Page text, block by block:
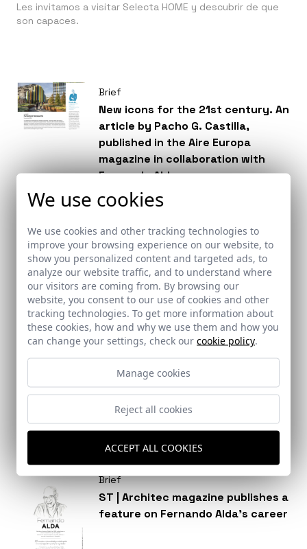
Les invitamos a visitar Selecta HOME y descubrir de que
son capaces.
Brief
New icons for the 21st century. An
article by Pacho G. Castilla,
published in the Aire Europa
magazine in collaboration with
Fernando Alda.
Awards
Where the irrigation channels sing
and the poplars grow: the
conversion of the former Reyes
Católicos National School in Santa
Fe into a municipal library, Santa
Fe, Granada
An in-depth feature by Fernando
Brief
ST | Architec magazine publishes a
feature on Fernando Alda’s career
We use cookies
We use cookies and other tracking technologies to
improve your browsing experience on our website, to
show you personalized content and targeted ads, to
analyze our website traffic, and to understand where
our visitors are coming from. By browsing our
website, you consent to our use of cookies and other
tracking technologies. To get more information about
these cookies, how and why we use them and how you
can change your settings, check our cookie policy.
Manage cookies
Reject all cookies
ACCEPT ALL COOKIES